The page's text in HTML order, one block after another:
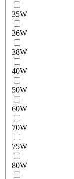
35W
36W
38W
40W
50W
60W
70W
75W
80W